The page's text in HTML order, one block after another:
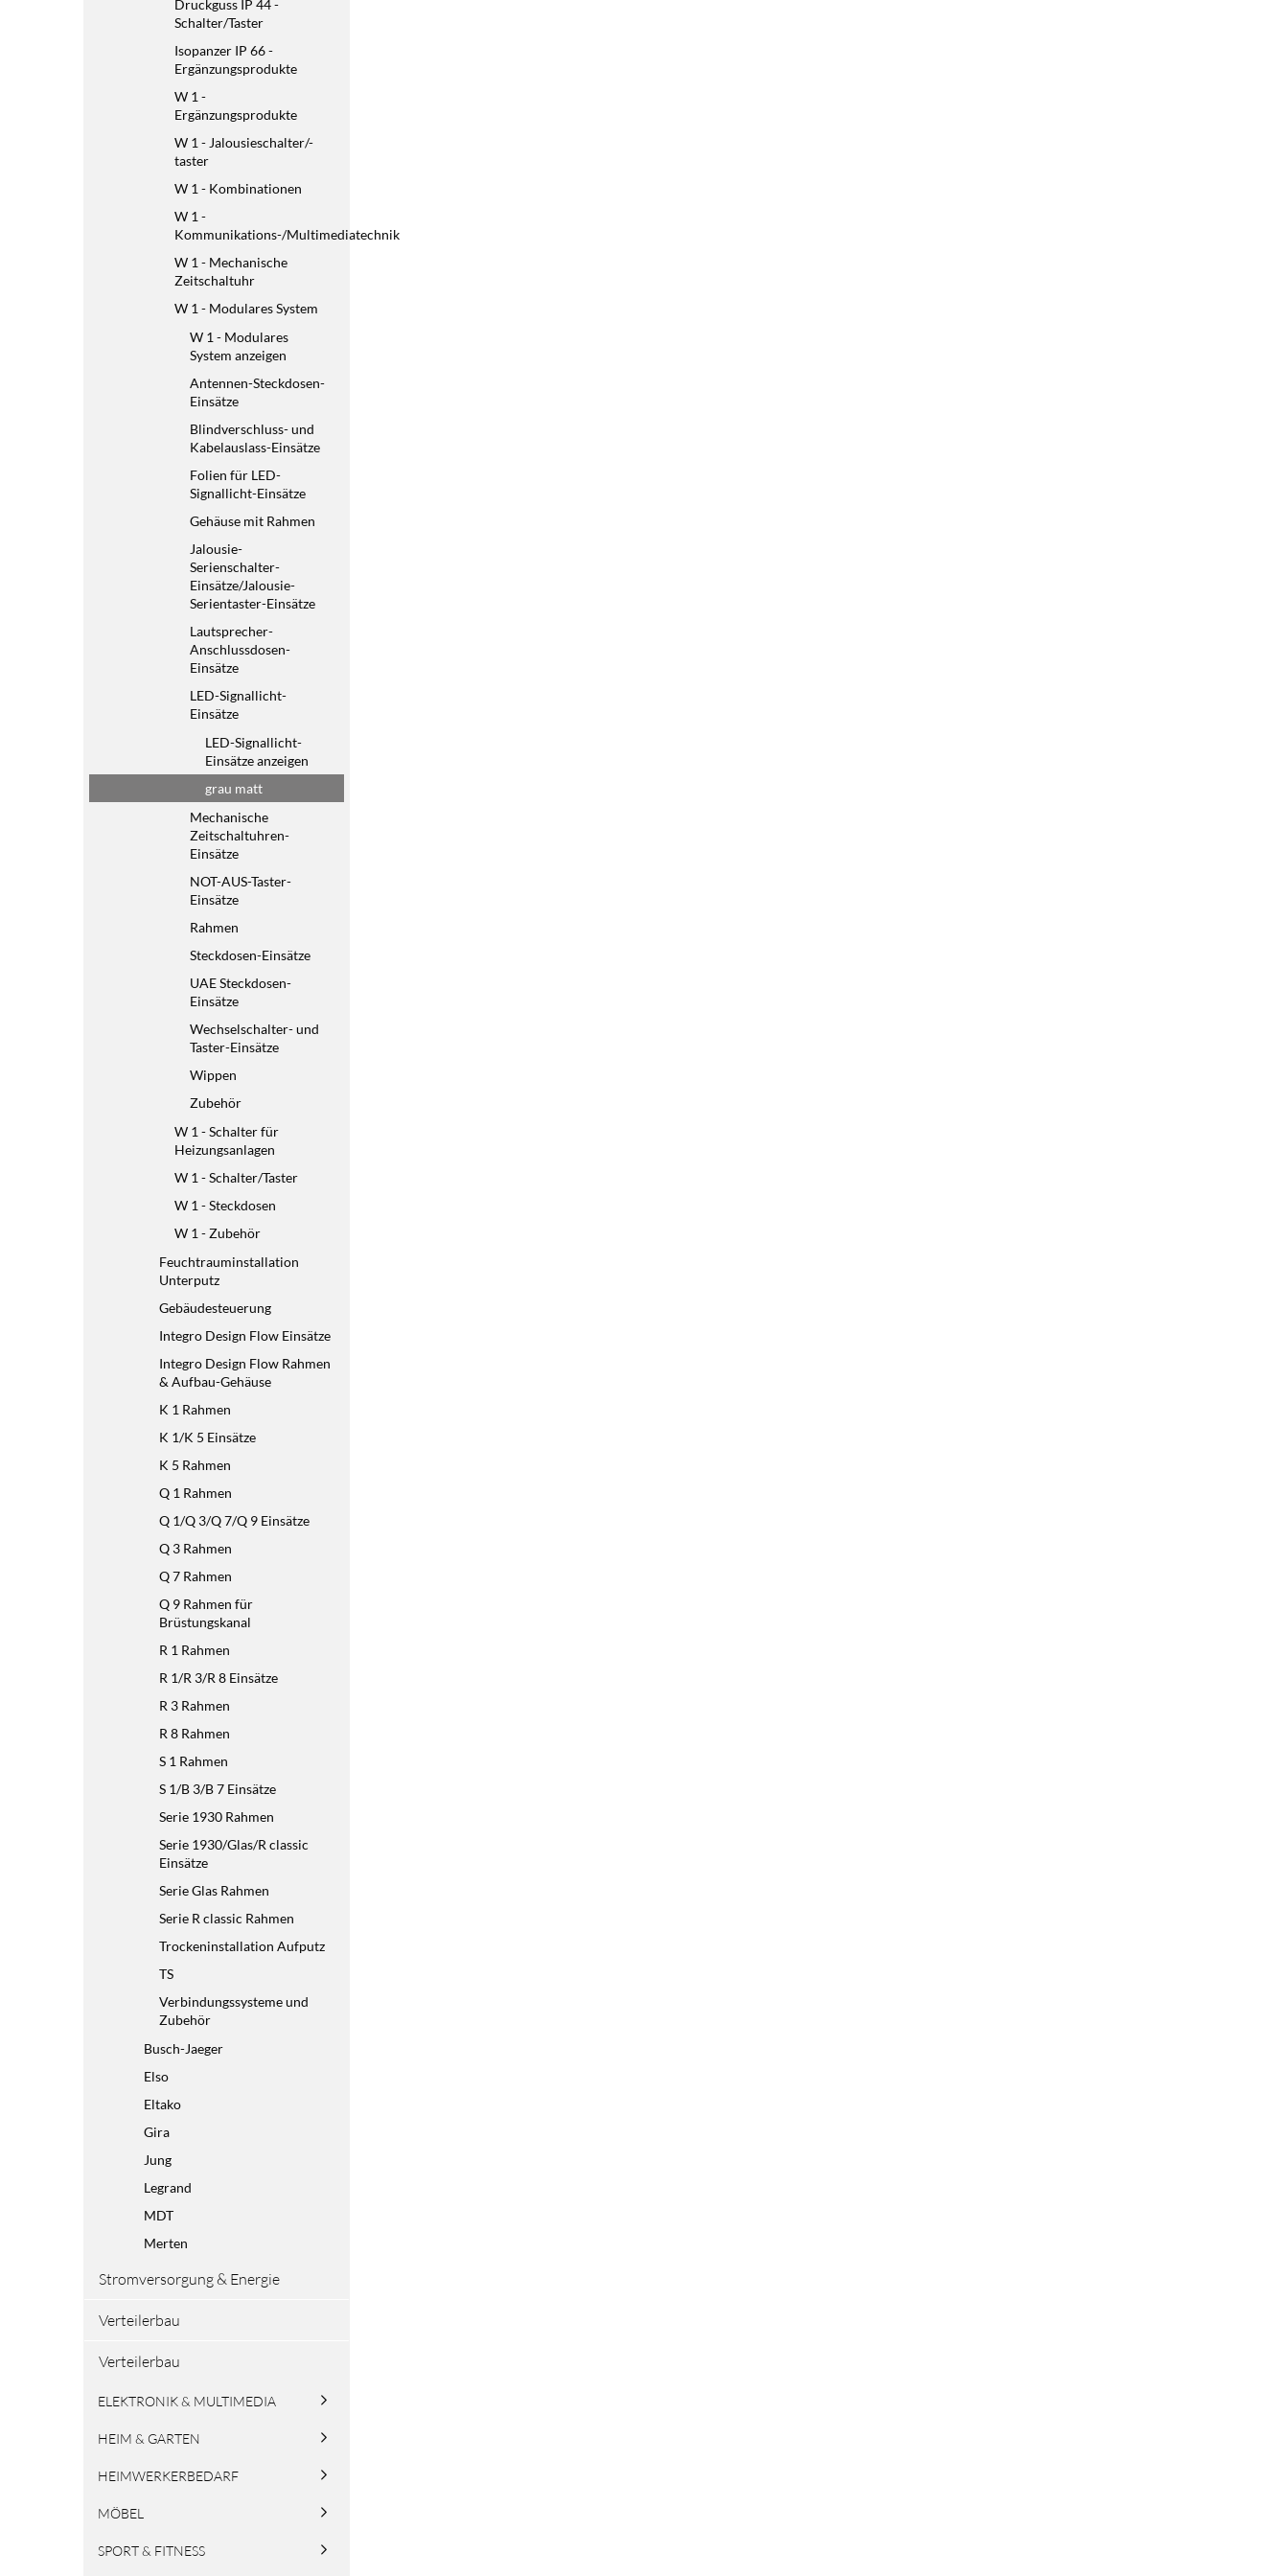
Druckguss IP 44 -
Schalter/Taster
Isopanzer IP 66 -
Ergänzungsprodukte
W 1 -
Ergänzungsprodukte
W 1 - Jalousieschalter/-
taster
W 1 - Kombinationen
W 1 -
Kommunikations-/Multimediatechnik
W 1 - Mechanische
Zeitschaltuhr
W 1 - Modulares System
W 1 - Modulares
System anzeigen
Antennen-Steckdosen-
Einsätze
Blindverschluss- und
Kabelauslass-Einsätze
Folien für LED-
Signallicht-Einsätze
Gehäuse mit Rahmen
Jalousie-
Serienschalter-
Einsätze/Jalousie-
Serientaster-Einsätze
Lautsprecher-
Anschlussdosen-
Einsätze
LED-Signallicht-
Einsätze
LED-Signallicht-
Einsätze anzeigen
grau matt
Mechanische
Zeitschaltuhren-
Einsätze
NOT-AUS-Taster-
Einsätze
Rahmen
Steckdosen-Einsätze
UAE Steckdosen-
Einsätze
Wechselschalter- und
Taster-Einsätze
Wippen
Zubehör
W 1 - Schalter für
Heizungsanlagen
W 1 - Schalter/Taster
W 1 - Steckdosen
W 1 - Zubehör
Feuchtrauminstallation
Unterputz
Gebäudesteuerung
Integro Design Flow Einsätze
Integro Design Flow Rahmen
& Aufbau-Gehäuse
K 1 Rahmen
K 1/K 5 Einsätze
K 5 Rahmen
Q 1 Rahmen
Q 1/Q 3/Q 7/Q 9 Einsätze
Q 3 Rahmen
Q 7 Rahmen
Q 9 Rahmen für
Brüstungskanal
R 1 Rahmen
R 1/R 3/R 8 Einsätze
R 3 Rahmen
R 8 Rahmen
S 1 Rahmen
S 1/B 3/B 7 Einsätze
Serie 1930 Rahmen
Serie 1930/Glas/R classic
Einsätze
Serie Glas Rahmen
Serie R classic Rahmen
Trockeninstallation Aufputz
TS
Verbindungssysteme und
Zubehör
Busch-Jaeger
Elso
Eltako
Gira
Jung
Legrand
MDT
Merten
Stromversorgung & Energie
Verteilerbau
Verteilerbau
ELEKTRONIK & MULTIMEDIA
HEIM & GARTEN
HEIMWERKERBEDARF
MÖBEL
SPORT & FITNESS